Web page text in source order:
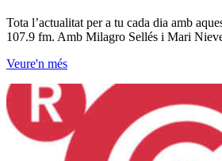
Tota l’actualitat per a tu cada dia amb
107.9 fm. Amb Milagro Sellés i Mari
Veure'n més